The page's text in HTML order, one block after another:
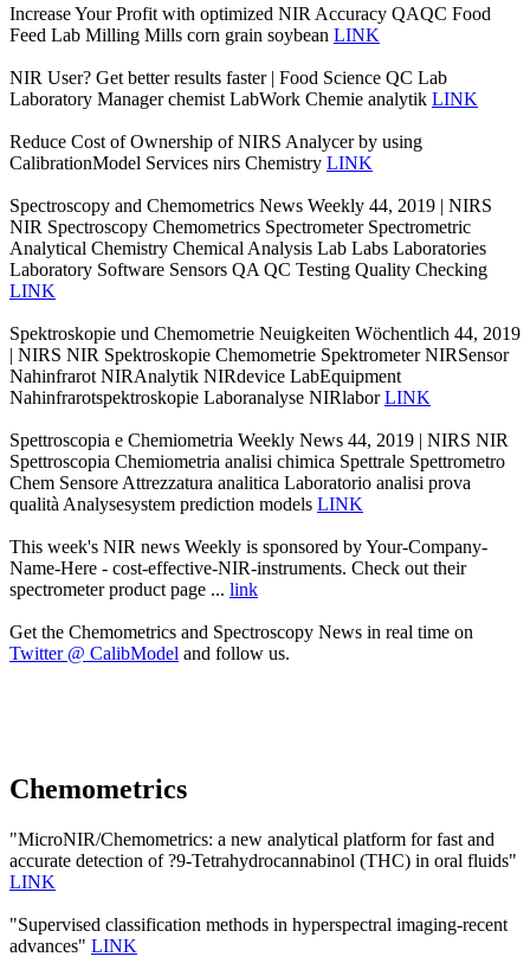
Increase Your Profit with optimized NIR Accuracy QAQC Food
Feed Lab Milling Mills corn grain soybean LINK
NIR User? Get better results faster | Food Science QC Lab
Laboratory Manager chemist LabWork Chemie analytik LINK
Reduce Cost of Ownership of NIRS Analycer by using
CalibrationModel Services nirs Chemistry LINK
Spectroscopy and Chemometrics News Weekly 44, 2019 | NIRS
NIR Spectroscopy Chemometrics Spectrometer Spectrometric
Analytical Chemistry Chemical Analysis Lab Labs Laboratories
Laboratory Software Sensors QA QC Testing Quality Checking
LINK
Spektroskopie und Chemometrie Neuigkeiten Wöchentlich 44, 2019
| NIRS NIR Spektroskopie Chemometrie Spektrometer NIRSensor
Nahinfrarot NIRAnalytik NIRdevice LabEquipment
Nahinfrarotspektroskopie Laboranalyse NIRlaborLINK
Spettroscopia e Chemiometria Weekly News 44, 2019 | NIRS NIR
Spettroscopia Chemiometria analisi chimica Spettrale Spettrometro
Chem Sensore Attrezzatura analitica Laboratorio analisi prova
qualità Analysesystem prediction models LINK
This week's NIR news Weekly is sponsored by Your-Company-
Name-Here - cost-effective-NIR-instruments. Check out their
spectrometer product page ... link
Get the Chemometrics and Spectroscopy News in real time on
Twitter @ CalibModel and follow us.
Chemometrics
"MicroNIR/Chemometrics: a new analytical platform for fast and
accurate detection of ?9-Tetrahydrocannabinol (THC) in oral fluids"
LINK
"Supervised classification methods in hyperspectral imaging-recent
advances" LINK